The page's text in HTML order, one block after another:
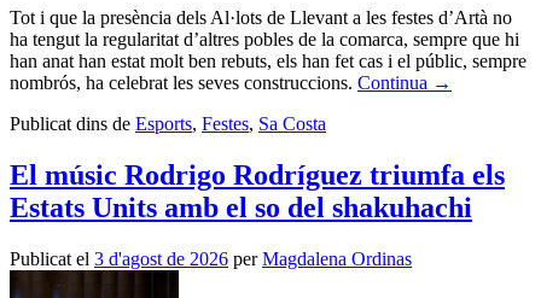
Tot i que la presència dels Al·lots de Llevant a les festes d’Artà no
ha tengut la regularitat d’altres pobles de la comarca, sempre que hi
han anat han estat molt ben rebuts, els han fet cas i el públic, sempre
nombrós, ha celebrat les seves construccions. Continua →
Publicat dins de Esports, Festes, Sa Costa
El músic Rodrigo Rodríguez triumfa els
Estats Units amb el so del shakuhachi
Publicat el 3 d'agost de 2026 perMagdalena Ordinas